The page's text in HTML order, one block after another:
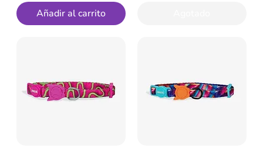
Añadir al carrito